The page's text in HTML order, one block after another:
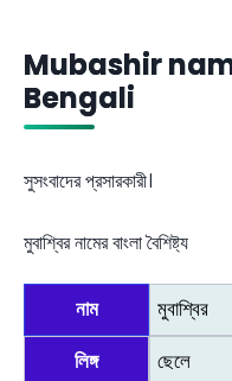
Mubashir
Bengali
সুসংবাদের প্রসারকারী।
মুবাশ্বির নামের বাংলা বৈশিষ্ট্য
নাম মুবাশ্বির
লিঙ্গ ছেলে